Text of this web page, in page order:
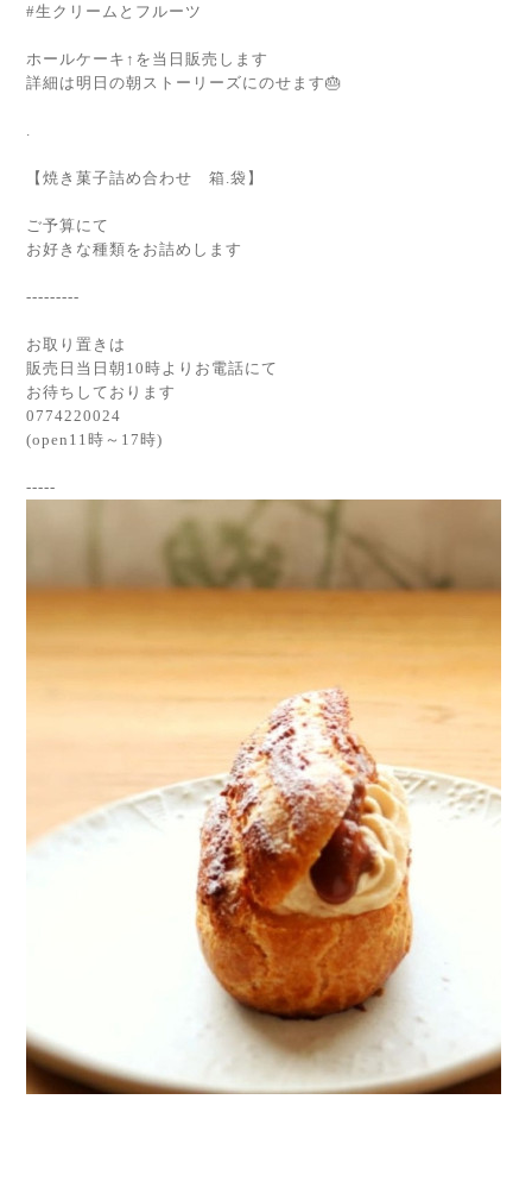
#生クリームとフルーツ
ホールケーキ↑を当日販売します
詳細は明日の朝ストーリーズにのせます🎂
【焼き菓子詰め合わせ 箱.袋】
ご予算にて
お好きな種類をお詰めします
---------
お取り置きは
販売日当日朝10時よりお電話にて
お待ちしております
0774220024
(open11時～17時)
-----